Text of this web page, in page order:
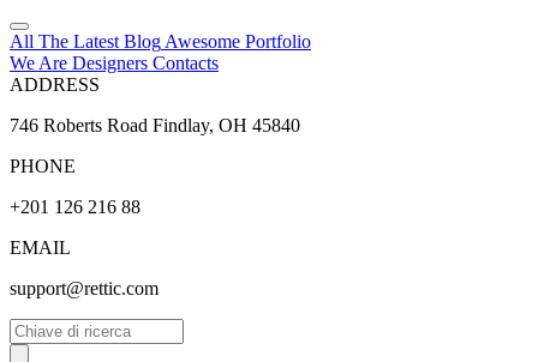
All The Latest Blog Awesome Portfolio
We Are Designers Contacts
ADDRESS
746 Roberts Road Findlay, OH 45840
PHONE
+201 126 216 88
EMAIL
support@rettic.com
Cerca